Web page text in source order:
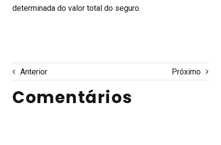
determinada do valor total do seguro.
Anterior Próximo
Comentários